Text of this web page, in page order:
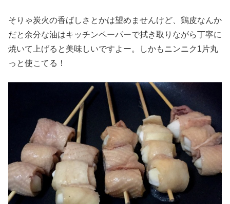
そりゃ炭火の香ばしさとかは望めませんけど、鶏皮なんか
だと余分な油はキッチンペーパーで拭き取りながら丁寧に
焼いて上げると美味しいですよー。しかもニンニク1片丸
っと使こてる！